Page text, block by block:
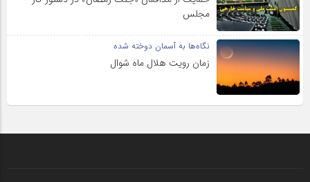
مجلس
نگاه‌ها به آسمان دوخته شده
زمان رویت هلال ماه شوال